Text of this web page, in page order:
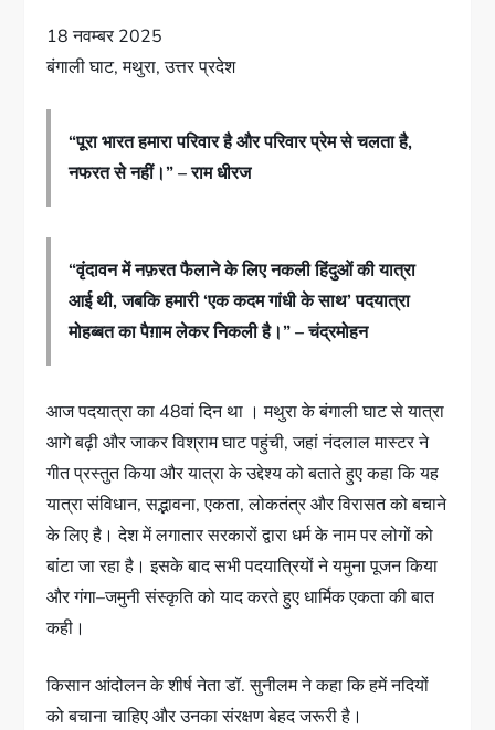
18 नवम्बर 2025
बंगाली घाट, मथुरा, उत्तर प्रदेश
“पूरा भारत हमारा परिवार है और परिवार प्रेम से चलता है,
नफरत से नहीं।” – राम धीरज
“वृंदावन में नफ़रत फैलाने के लिए नकली हिंदुओं की यात्रा
आई थी, जबकि हमारी ‘एक कदम गांधी के साथ’ पदयात्रा
मोहब्बत का पैग़ाम लेकर निकली है।” – चंद्रमोहन
आज पदयात्रा का 48वां दिन था । मथुरा के बंगाली घाट से यात्रा
आगे बढ़ी और जाकर विश्राम घाट पहुंची, जहां नंदलाल मास्टर ने
गीत प्रस्तुत किया और यात्रा के उद्देश्य को बताते हुए कहा कि यह
यात्रा संविधान, सद्भावना, एकता, लोकतंत्र और विरासत को बचाने
के लिए है। देश में लगातार सरकारों द्वारा धर्म के नाम पर लोगों को
बांटा जा रहा है। इसके बाद सभी पदयात्रियों ने यमुना पूजन किया
और गंगा–जमुनी संस्कृति को याद करते हुए धार्मिक एकता की बात
कही।
किसान आंदोलन के शीर्ष नेता डॉ. सुनीलम ने कहा कि हमें नदियों
को बचाना चाहिए और उनका संरक्षण बेहद जरूरी है।